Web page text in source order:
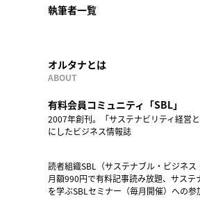
執筆者一覧
オルタナとは
ABOUT
有料会員コミュニティ「SBL」
2007年創刊。「サステナビリティ経営
にしたビジネス情報誌
読者組織SBL（サステナブル・ビジネス
月額990円で有料記事読み放題、サステ
を学ぶSBLセミナー（毎月開催）への参